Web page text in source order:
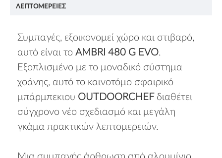
ΛΕΠΤΟΜΈΡΕΙΕΣ
Συμπαγές, εξοικονομεί χώρο και στιβαρό,
αυτό είναι το AMBRI 480 G EVO.
Εξοπλισμένο με το μοναδικό σύστημα
χοάνης, αυτό το καινοτόμο σφαιρικό
μπάρμπεκιου OUTDOORCHEF διαθέτει
σύγχρονο νέο σχεδιασμό και μεγάλη
γκάμα πρακτικών λεπτομερειών.